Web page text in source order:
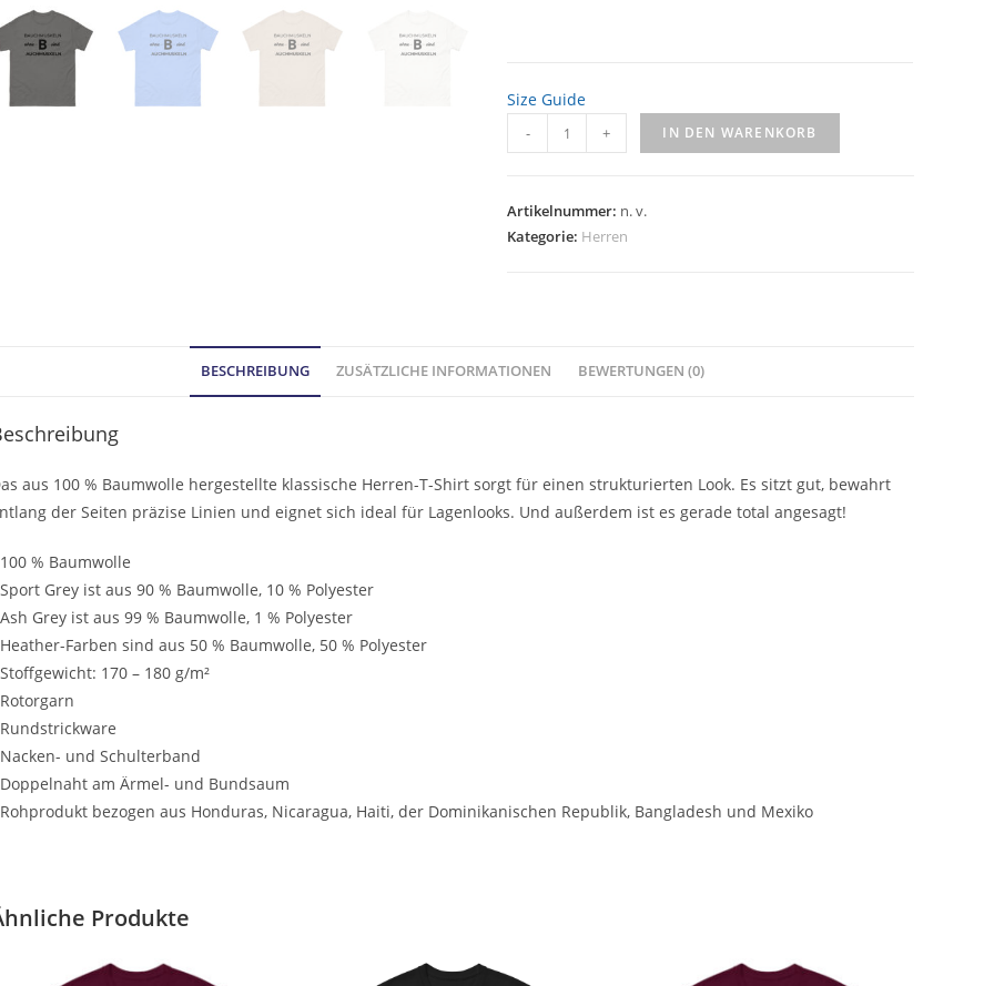
Size Guide
- + IN DEN WARENKORB
Artikelnummer: n. v.
Kategorie: Herren
BESCHREIBUNG ZUSÄTZLICHE INFORMATIONEN BEWERTUNGEN (0)
aus 100 % Baumwolle hergestellte klassische Herren-T-Shirt sorgt für einen strukturierten Look. Es sitzt gut, bewahrt
der Seiten präzise Linien und eignet sich ideal für Lagenlooks. Und außerdem ist es gerade total angesagt!
% Baumwolle
Sport Grey ist aus 90 % Baumwolle, 10 % Polyester
Grey ist aus 99 % Baumwolle, 1 % Polyester
Heather-Farben sind aus 50 % Baumwolle, 50 % Polyester
170 – 180 g/m²
Rundstrickware
Nacken- und Schulterband
Doppelnaht am Ärmel- und Bundsaum
Rohprodukt bezogen aus Honduras, Nicaragua, Haiti, der Dominikanischen Republik, Bangladesh und Mexiko
Produkte